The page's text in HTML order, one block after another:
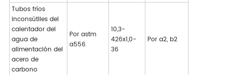
Tubos fríos
inconsútiles del
calentador del
agua de
alimentación del
acero de
carbono
Por astm
a556
10,3-
426x1,0-
36
Por a2, b2